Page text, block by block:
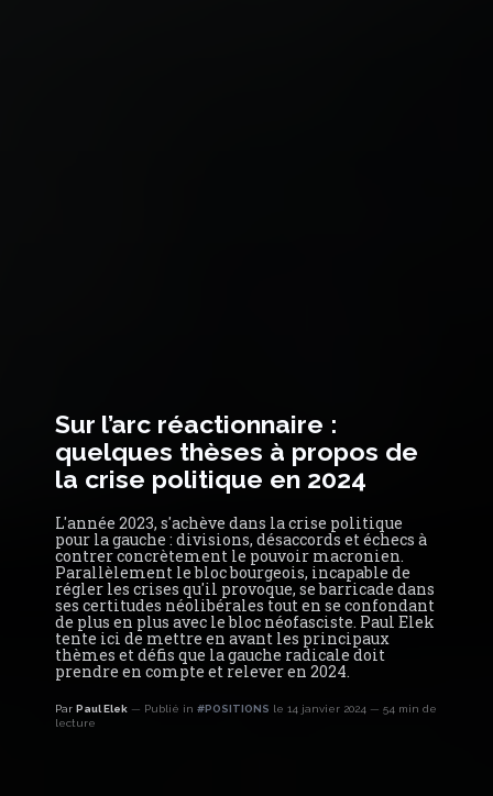
Sur l’arc réactionnaire :
quelques thèses à propos de
la crise politique en 2024
L'année 2023, s'achève dans la crise politique
pour la gauche : divisions, désaccords et échecs à
contrer concrètement le pouvoir macronien.
Parallèlement le bloc bourgeois, incapable de
régler les crises qu'il provoque, se barricade dans
ses certitudes néolibérales tout en se confondant
de plus en plus avec le bloc néofasciste. Paul Elek
tente ici de mettre en avant les principaux
thèmes et défis que la gauche radicale doit
prendre en compte et relever en 2024.
Par Paul Elek Publié in #POSITIONS le 14 janvier 2024
54 min de
lecture